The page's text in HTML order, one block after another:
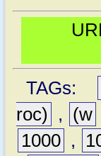
TAGs:
roc)
, (w
1000 ,